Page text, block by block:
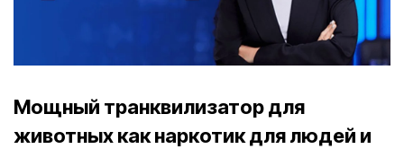
Мощный транквилизатор для
животных как наркотик для людей и